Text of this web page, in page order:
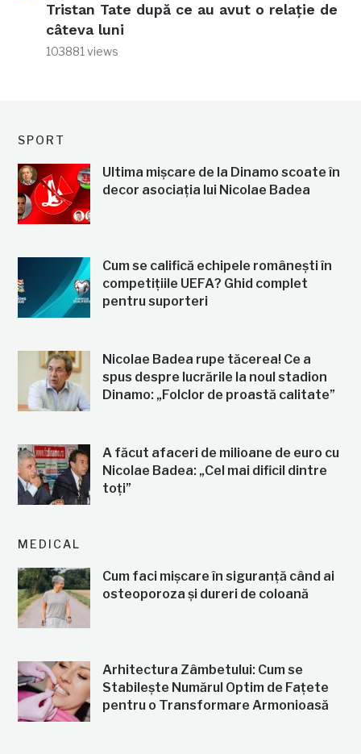
Tristan Tate după ce au avut o relație de
câteva luni
103881 views
SPORT
Ultima mișcare de la Dinamo scoate în
decor asociația lui Nicolae Badea
Cum se califică echipele românești în
competițiile UEFA? Ghid complet
pentru suporteri
Nicolae Badea rupe tăcerea! Ce a
spus despre lucrările la noul stadion
Dinamo: „Folclor de proastă calitate”
A făcut afaceri de milioane de euro cu
Nicolae Badea: „Cel mai dificil dintre
toți”
MEDICAL
Cum faci mișcare în siguranță când ai
osteoporoza și dureri de coloană
Arhitectura Zâmbetului: Cum se
Stabilește Numărul Optim de Fațete
pentru o Transformare Armonioasă